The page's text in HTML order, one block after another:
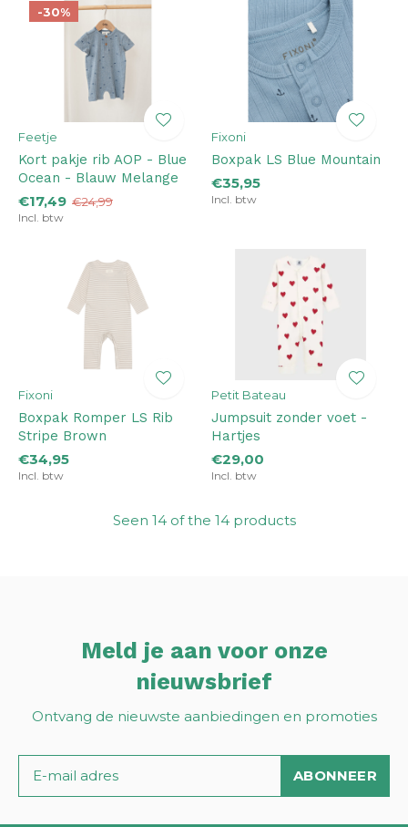
-30%
Feetje
Kort pakje rib AOP - Blue
Ocean - Blauw Melange
€17,49 €24,99
Incl. btw
Fixoni
Boxpak LS Blue Mountain
€35,95
Incl. btw
Fixoni
Boxpak Romper LS Rib
Stripe Brown
€34,95
Incl. btw
Petit Bateau
Jumpsuit zonder voet -
Hartjes
€29,00
Incl. btw
Seen 14 of the 14 products
Meld je aan voor onze
nieuwsbrief
Ontvang de nieuwste aanbiedingen en promoties
ABONNEER